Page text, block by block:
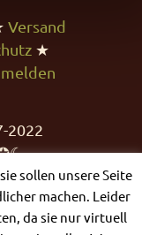
Versand
★
2022
sollen unsere Seite
machen. Leider
da sie nur virtuell